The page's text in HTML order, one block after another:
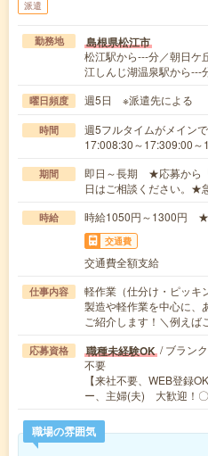
派遣
勤務地 島根県松江市
松江駅から---分／朝日ケ
江しんじ湖温泉駅から---
曜日頻度 週5日 ※派遣先による
時間
週5フルタイムがメイン
17:008:30～17:309:00
期間
即日～長期 ★応募から
日はご相談ください。★
時給 時給1050円～1300円
交通費
交通費全額支給
仕事内容
軽作業（仕分け・ピッキ
製造や軽作業を中心に、
ご紹介します！＼例え
応募資格 職種未経験OK / ブラン
不要
【来社不要、WEB登録
ー、主婦(夫) 大歓迎！
職場の雰囲気